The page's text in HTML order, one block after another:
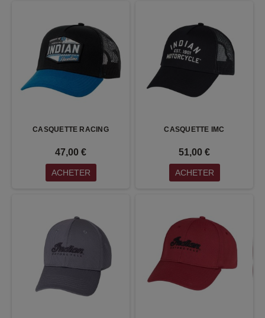
CASQUETTE RACING
47,00 €
ACHETER
CASQUETTE IMC
51,00 €
ACHETER